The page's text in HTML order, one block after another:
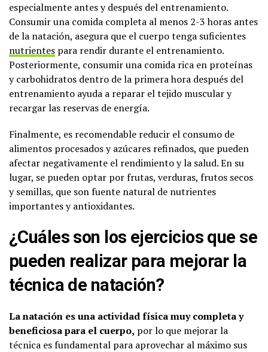
especialmente antes y después del entrenamiento.
Consumir una comida completa al menos 2-3 horas antes
de la natación, asegura que el cuerpo tenga suficientes
nutrientes para rendir durante el entrenamiento.
Posteriormente, consumir una comida rica en proteínas
y carbohidratos dentro de la primera hora después del
entrenamiento ayuda a reparar el tejido muscular y
recargar las reservas de energía.
Finalmente, es recomendable reducir el consumo de
alimentos procesados y azúcares refinados, que pueden
afectar negativamente el rendimiento y la salud. En su
lugar, se pueden optar por frutas, verduras, frutos secos
y semillas, que son fuente natural de nutrientes
importantes y antioxidantes.
¿Cuáles son los ejercicios que se
pueden realizar para mejorar la
técnica de natación?
La natación es una actividad física muy completa y
beneficiosa para el cuerpo, por lo que mejorar la
técnica es fundamental para aprovechar al máximo sus